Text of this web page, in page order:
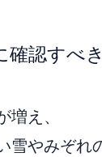
確認すべ
え、
雪やみぞれ